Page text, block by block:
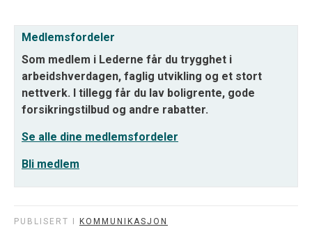
Medlemsfordeler
Som medlem i Lederne får du trygghet i
arbeidshverdagen, faglig utvikling og et stort
nettverk. I tillegg får du lav boligrente, gode
forsikringstilbud og andre rabatter.
Se alle dine medlemsfordeler
Bli medlem
PUBLISERT I KOMMUNIKASJON